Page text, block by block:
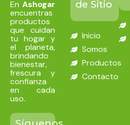
EnAshogar
encuentras
productos
que cuidan
tu hogar y
el planeta,
brindando
bienestar,
frescura y
confianza
en cada
uso.
de Sitio
Inicio
Somos
Productos
Contacto